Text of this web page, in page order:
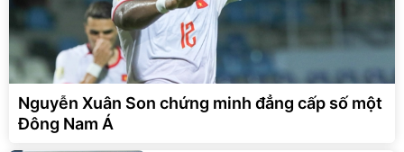
Nguyễn Xuân Son chứng minh đẳng cấp số một
Đông Nam Á